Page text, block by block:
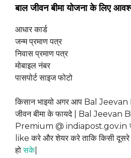
बाल जीवन बीमा योजना के लिए
आधार कार्ड
जन्म प्रमाण पत्र
निवास प्रमाण पत्र
मोबाइल नंबर
पासपोर्ट साइज फोटो
किसान भाइयो अगर आप Bal
जीवन बीमा के फायदे | Bal
Premium @ indiapost.gov.in
like करे और शेयर करे ताकि किसी दूसरे
होसके|